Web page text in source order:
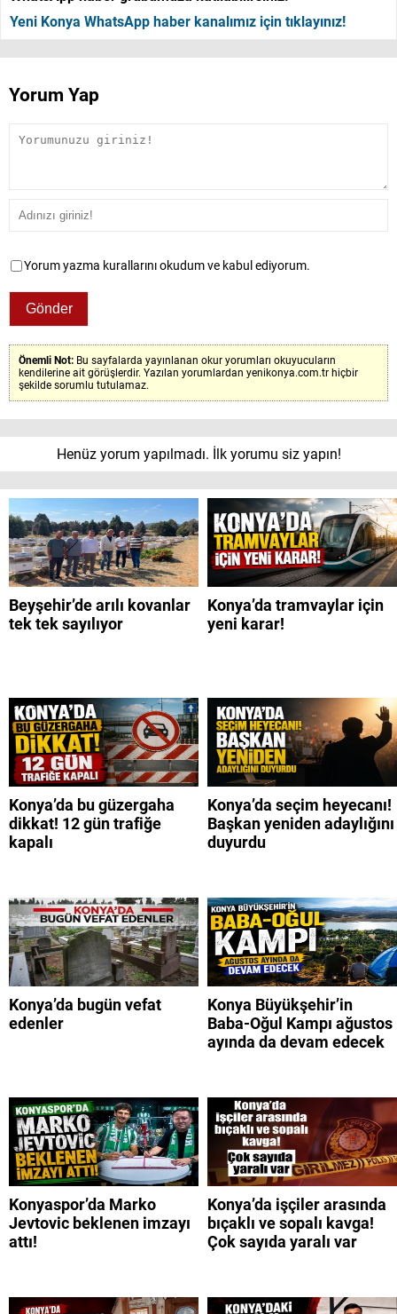
Yeni Konya WhatsApp haber kanalımız için tıklayınız!
Yorum Yap
Yorum yazma kurallarını okudum ve kabul ediyorum.
Önemli Not: Bu sayfalarda yayınlanan okur yorumları okuyucuların
kendilerine ait görüşlerdir. Yazılan yorumlardan yenikonya.com.tr hiçbir
şekilde sorumlu tutulamaz.
Henüz yorum yapılmadı. İlk yorumu siz yapın!
Beyşehir’de arılı kovanlar
tek tek sayılıyor
Konya’da tramvaylar için
yeni karar!
Konya’da bu güzergaha
dikkat! 12 gün trafiğe
kapalı
Konya’da seçim heyecanı!
Başkan yeniden adaylığını
duyurdu
Konya’da bugün vefat
edenler
Konya Büyükşehir’in
Baba-Oğul Kampı ağustos
ayında da devam edecek
Konyaspor’da Marko
Jevtovic beklenen imzayı
attı!
Konya’da işçiler arasında
bıçaklı ve sopalı kavga!
Çok sayıda yaralı var